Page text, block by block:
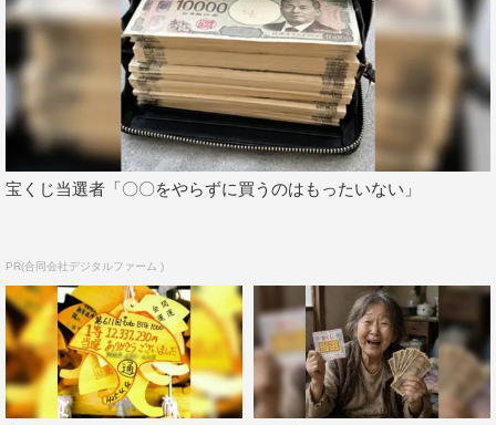
田は「素直にすごいものを見ちゃったなっていう感覚にな
りました。自分が出てる作品って自分の粗を探したりしち
ゃうんですけど、それよりも作品の持っている力みたいな
ものに吸い寄せられた。現場では本当に何もないところで
の撮影もあったので、初めて『ハリー・ポッター』を見た
ときの衝撃みたいなのがありました。これが日本で出来ち
ゃうんだと」と感想を語った。
間、“エドがいる！”って驚いて、冒頭からアクション全開
で一気に世界観に引き込まれたました。この物語を１本の
映画にまとめるために大変苦労されたと思いますが、原作
への寄り添い方とずらし方が絶妙で原作ファンのみなさん
にも“こう来たか！”と全編飽きることなく、楽しんでいた
宝くじ当選者「〇〇をやらずに買うのはもったいない」
PR(合同会社デジタルファーム )